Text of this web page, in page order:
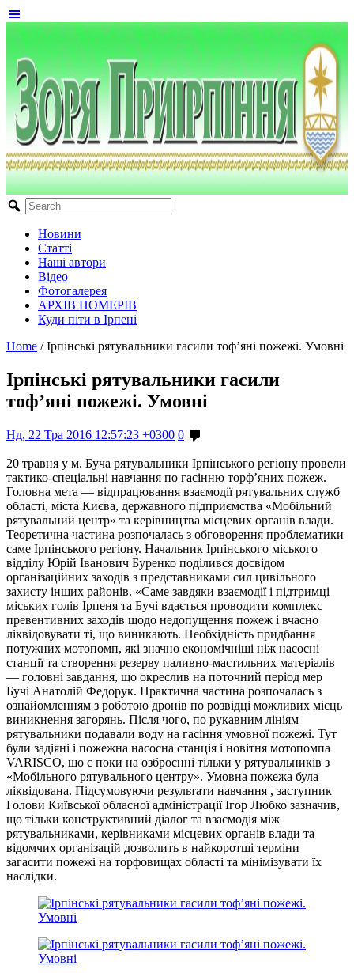
Новини
Статті
Наші автори
Відео
Фотогалерея
АРХІВ НОМЕРІВ
Куди піти в Ірпені
Home / Ірпінські рятувальники гасили тоф’яні пожежі. Умовні
Ірпінські рятувальники гасили
тоф’яні пожежі. Умовні
Нд, 22 Тра 2016 12:57:23 +0300 0
20 травня у м. Буча рятувальники Ірпінського регіону провели
тактико-спеціальні навчання по гасінню торф’яних пожеж.
Головна мета — відпрацювання взаємодії рятувальних служб
області, міста Києва, державного підприємства «Мобільний
рятувальний центр» та керівництва місцевих органів влади.
Теоретична частина розпочалась з обговорення проблематики
саме Ірпінського регіону. Начальник Ірпінського міського
відділу Юрій Іванович Буренко поділився досвідом
організаційних заходів з представниками сил цивільного
захисту інших районів. «Саме завдяки взаємодії і підтримці
міських голів Ірпеня та Бучі вдається проводити комплекс
превентивних заходів щодо недопущення пожеж і вчасно
ліквідовувати ті, що виникають. Необхідність придбання
потужних мотопомп, які значно економічніші ніж насосні
станції та створення резерву паливно-мастильних матеріалів
— головні завдання, що окреслив на поточний період мер
Бучі Анатолій Федорук. Практична частина розпочалась з
ознайомленням з роботою дронів по розвідці можливих місць
виникнення загорянь. Після чого, по рукавним лініям
рятувальники подавали воду на гасіння умовної пожежі. Тут
були задіяні і пожежна насосна станція і новітня мотопомпа
VARISCO, що є поки на озброєнні тільки у рятувальників з
«Мобільного рятувального центру». Умовна пожежа була
ліквідована. Підсумовуючи результати навчання , заступник
Голови Київської обласної адміністрації Ігор Любко зазначив,
що тільки конструктивний діалог та взаємодія між
рятувальниками, керівниками місцевих органів влади та
відомчих організацій дозволить в найкоротші терміни
загасити пожежі на торфовищах області та мінімізувати їх
наслідки.